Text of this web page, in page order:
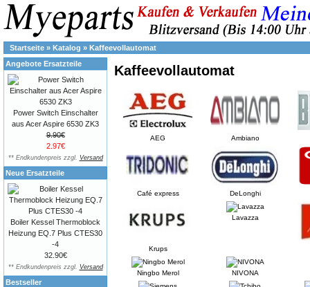
Startseite » Katalog » Kaffeevollautomat
Kaffeevollautomat
AEG Ambiano
Café express DeLonghi
Krups
Lavazza
Ningbo Merol NIVONA
Angebote Ersatzteile
Power Switch Einschalter
aus Acer Aspire 6530 ZK3
9.90€
2.97€
** Endkundenpreis zzgl. Versand
Neue Ersatzteile
Boiler Kessel Thermoblock
Heizung EQ.7 Plus CTES30
-4
32.90€
** Endkundenpreis zzgl. Versand
Bestseller